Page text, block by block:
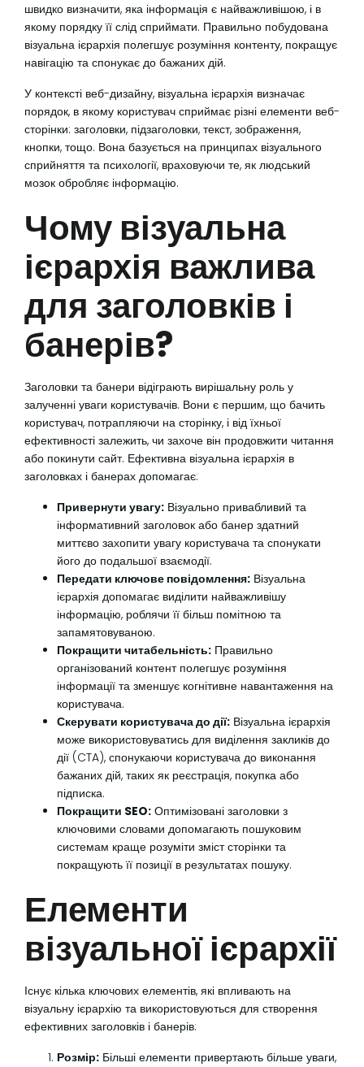
швидко визначити, яка інформація є найважливішою, і в
якому порядку її слід сприймати. Правильно побудована
візуальна ієрархія полегшує розуміння контенту, покращує
навігацію та спонукає до бажаних дій.
У контексті веб-дизайну, візуальна ієрархія визначає
порядок, в якому користувач сприймає різні елементи веб-
сторінки: заголовки, підзаголовки, текст, зображення,
кнопки, тощо. Вона базується на принципах візуального
сприйняття та психології, враховуючи те, як людський
мозок обробляє інформацію.
Чому візуальна
ієрархія важлива
для заголовків і
банерів?
Заголовки та банери відіграють вирішальну роль у
залученні уваги користувачів. Вони є першим, що бачить
користувач, потрапляючи на сторінку, і від їхньої
ефективності залежить, чи захоче він продовжити читання
або покинути сайт. Ефективна візуальна ієрархія в
заголовках і банерах допомагає:
Привернути увагу: Візуально привабливий та
інформативний заголовок або банер здатний
миттєво захопити увагу користувача та спонукати
його до подальшої взаємодії.
Передати ключове повідомлення: Візуальна
ієрархія допомагає виділити найважливішу
інформацію, роблячи її більш помітною та
запамятовуваною.
Покращити читабельність: Правильно
організований контент полегшує розуміння
інформації та зменшує когнітивне навантаження на
користувача.
Скерувати користувача до дії: Візуальна ієрархія
може використовуватись для виділення закликів до
дії (CTA), спонукаючи користувача до виконання
бажаних дій, таких як реєстрація, покупка або
підписка.
Покращити SEO: Оптимізовані заголовки з
ключовими словами допомагають пошуковим
системам краще розуміти зміст сторінки та
покращують її позиції в результатах пошуку.
Елементи
візуальної ієрархії
Існує кілька ключових елементів, які впливають на
візуальну ієрархію та використовуються для створення
ефективних заголовків і банерів:
Розмір: Більші елементи привертають більше уваги,